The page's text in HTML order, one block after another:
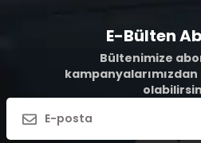
E-Bülten
Bültenimize